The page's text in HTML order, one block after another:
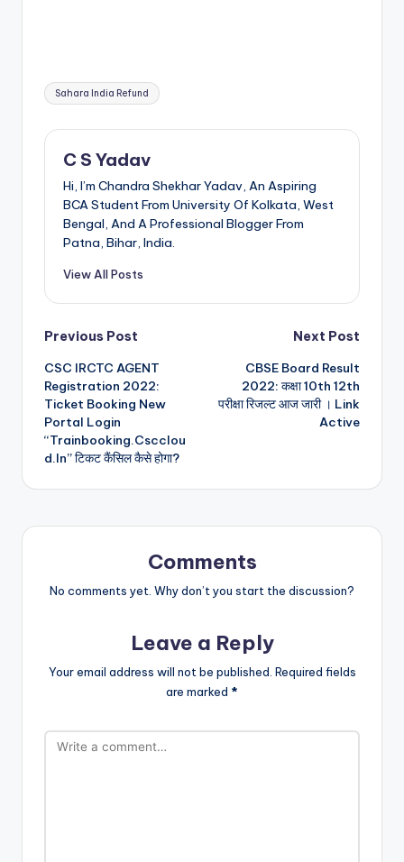
Tags:
Sahara India Refund
C S Yadav
Hi, I’m Chandra Shekhar Yadav, An Aspiring
BCA Student From University Of Kolkata, West
Bengal, And A Professional Blogger From
Patna, Bihar, India.
View All Posts
Post
navigation
Previous Post
CSC IRCTC AGENT
Registration 2022:
Ticket Booking New
Portal Login
“Trainbooking.Cscclou
d.In” टिकट कैंसिल कैसे होगा?
Next Post
CBSE Board Result
2022: कक्षा 10th 12th
परीक्षा रिजल्ट आज जारी । Link
Active
Comments
No comments yet. Why don’t you start the discussion?
Leave a Reply
Your email address will not be published. Required fields
are marked *